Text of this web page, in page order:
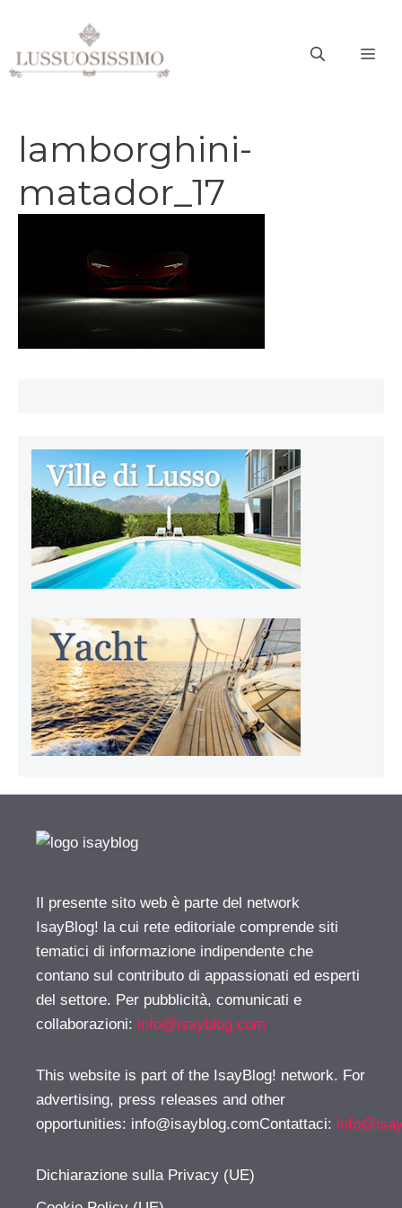
contenuto
lamborghini-
matador_17
Il presente sito web è parte del network
IsayBlog! la cui rete editoriale comprende siti
tematici di informazione indipendente che
contano sul contributo di appassionati ed esperti
del settore. Per pubblicità, comunicati e
collaborazioni: info@isayblog.com
This website is part of the IsayBlog! network. For
advertising, press releases and other
opportunities: info@isayblog.comContattaci:
Dichiarazione sulla Privacy (UE)